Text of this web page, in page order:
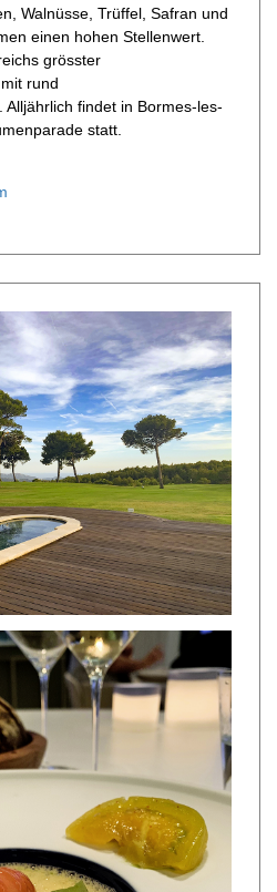
Walnüsse, Trüffel, Safran und
einen hohen Stellenwert.
grösster
rund
findet in Bormes-les-
statt.